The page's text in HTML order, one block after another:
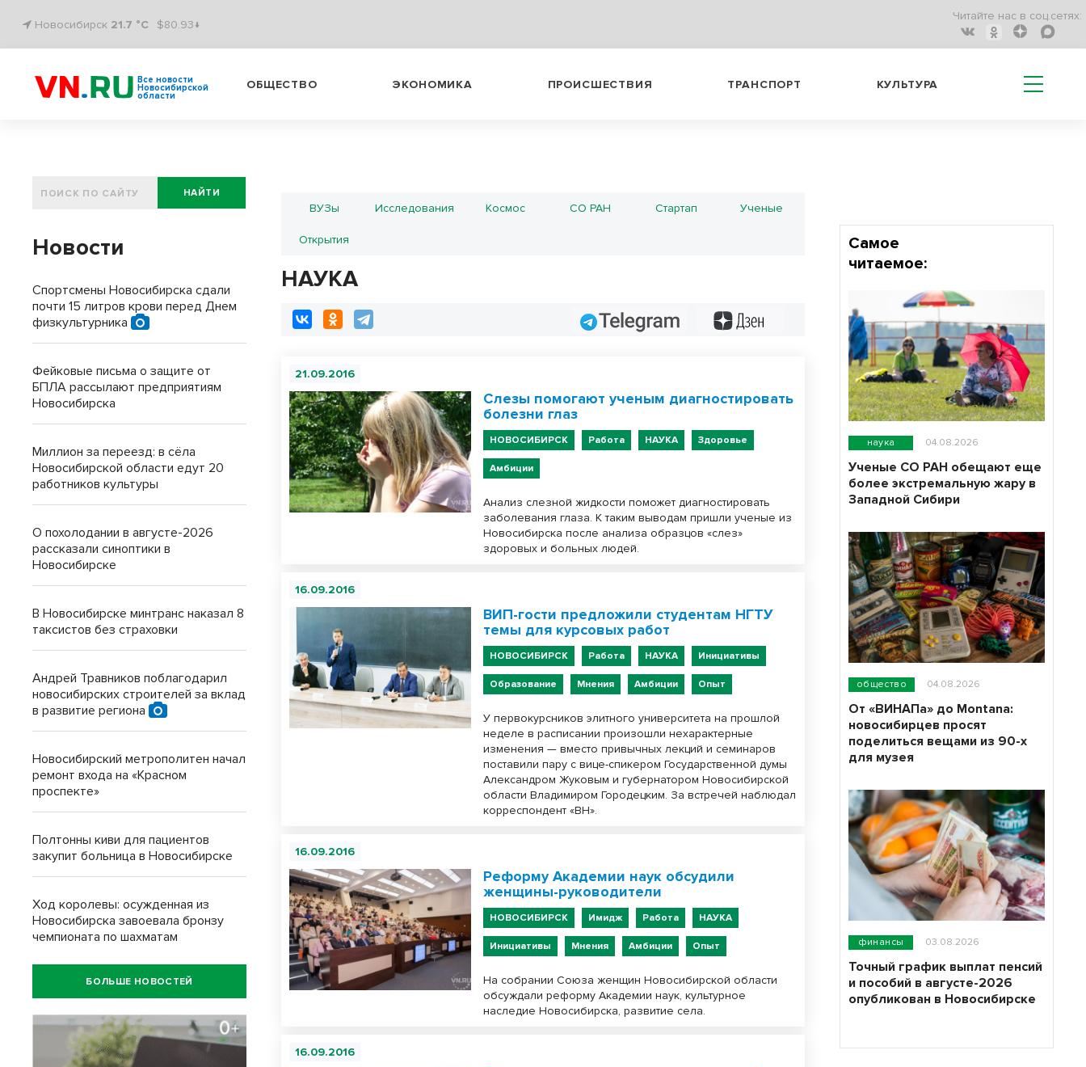
Новосибирск 21.7 °C $80.93↓
Читайте нас в соц.сетях:
Все новости
Новосибирской
области
ОБЩЕСТВО ЭКОНОМИКА ПРОИСШЕСТВИЯ ТРАНСПОРТ КУЛЬТУРА
ВУЗы Исследования Космос СО РАН Стартап Ученые
Открытия
НАУКА
Telegram
21.09.2016
Слезы помогают ученым диагностировать
болезни глаз
НОВОСИБИРСК Работа НАУКА Здоровье
Амбиции
Анализ слезной жидкости поможет диагностировать
заболевания глаза. К таким выводам пришли ученые из
Новосибирска после анализа образцов «слез»
здоровых и больных людей.
16.09.2016
ВИП-гости предложили студентам НГТУ
темы для курсовых работ
НОВОСИБИРСК Работа НАУКА Инициативы
Образование Мнения Амбиции Опыт
У первокурсников элитного университета на прошлой
неделе в расписании произошли нехарактерные
изменения — вместо привычных лекций и семинаров
поставили пару с вице-спикером Государственной думы
Александром Жуковым и губернатором Новосибирской
области Владимиром Городецким. За встречей наблюдал
корреспондент «ВН».
16.09.2016
Реформу Академии наук обсудили
женщины-руководители
НОВОСИБИРСК Имидж Работа НАУКА
Инициативы Мнения Амбиции Опыт
На собрании Союза женщин Новосибирской области
обсуждали реформу Академии наук, культурное
наследие Новосибирска, развитие села.
16.09.2016
НАЙТИ
Новости
Спортсмены Новосибирска сдали
почти 15 литров крови перед Днем
физкультурника
Фейковые письма о защите от
БПЛА рассылают предприятиям
Новосибирска
Миллион за переезд: в сёла
Новосибирской области едут 20
работников культуры
О похолодании в августе-2026
рассказали синоптики в
Новосибирске
В Новосибирске минтранс наказал 8
таксистов без страховки
Андрей Травников поблагодарил
новосибирских строителей за вклад
в развитие региона
Новосибирский метрополитен начал
ремонт входа на «Красном
проспекте»
Полтонны киви для пациентов
закупит больница в Новосибирске
Ход королевы: осужденная из
Новосибирска завоевала бронзу
чемпионата по шахматам
БОЛЬШЕ НОВОСТЕЙ
Самое
читаемое:
наука 04.08.2026
Ученые СО РАН обещают еще
более экстремальную жару в
Западной Сибири
общество 04.08.2026
От «ВИНАПа» до Montana:
новосибирцев просят
поделиться вещами из 90-х
для музея
финансы 03.08.2026
Точный график выплат пенсий
и пособий в августе-2026
опубликован в Новосибирске